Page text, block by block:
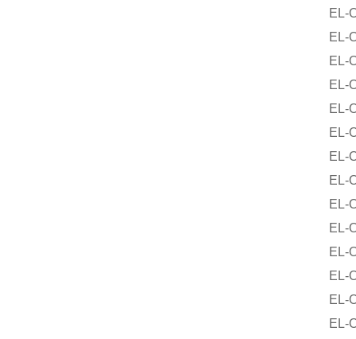
EL-O-
EL-O-
EL-O-
EL-O-
EL-O-
EL-O-
EL-O-
EL-O-
EL-O-
EL-O-
EL-O-
EL-O-
EL-O-
EL-O-